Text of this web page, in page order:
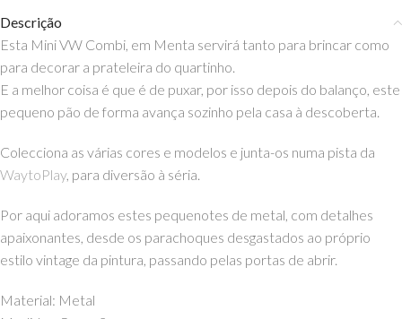
Descrição
Esta Mini VW Combi, em Menta servirá tanto para brincar como
para decorar a prateleira do quartinho.
E a melhor coisa é que é de puxar, por isso depois do balanço, este
pequeno pão de forma avança sozinho pela casa à descoberta.
Colecciona as várias cores e modelos e junta-os numa pista da
WaytoPlay, para diversão à séria.
Por aqui adoramos estes pequenotes de metal, com detalhes
apaixonantes, desde os parachoques desgastados ao próprio
estilo vintage da pintura, passando pelas portas de abrir.
Material: Metal